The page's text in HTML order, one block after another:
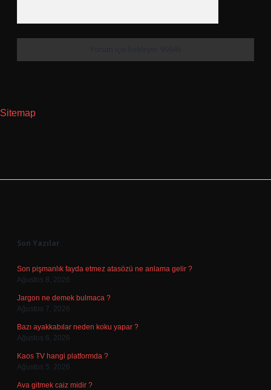
Sitemap
Son Yazılar
Son pişmanlık fayda etmez atasözü ne anlama gelir ?
Ağustos 8, 2026
Jargon ne demek bulmaca ?
Ağustos 7, 2026
Bazı ayakkabılar neden koku yapar ?
Ağustos 6, 2026
Kaos TV hangi platformda ?
Ağustos 5, 2026
Ava gitmek caiz midir ?